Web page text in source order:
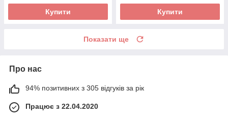
Купити Купити
Показати ще
Про нас
94% позитивних з 305 відгуків за рік
Працює з 22.04.2020